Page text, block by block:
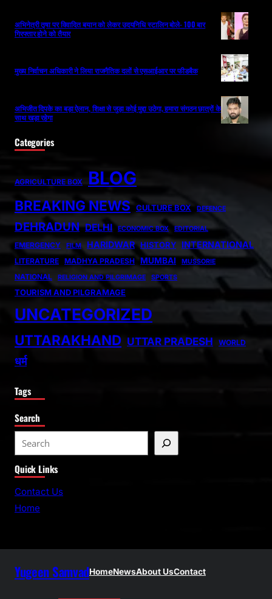
अभिनेत्री तृषा पर विवादित बयान को लेकर उदयनिधि स्टालिन बोले- 100 बार
गिरफ्तार होने को तैयार
मुख्य निर्वाचन अधिकारी ने लिया राजनैतिक दलों से एसआईआर पर फीडबैक
अभिजीत दिपके का बड़ा ऐलान, शिक्षा से जुड़ा कोई मुद्दा उठेगा, हमारा संगठन छात्रों के
साथ खड़ा रहेगा
Categories
AGRICULTURE BOX BLOG
BREAKING NEWS CULTURE BOX DEFENCE
DEHRADUN DELHI ECONOMIC BOX EDITORIAL
EMERGENCY FILM HARIDWAR HISTORY INTERNATIONAL
LITERATURE MADHYA PRADESH MUMBAI MUSSORIE
NATIONAL RELIGION AND PILGRIMAGE SPORTS
TOURISM AND PILGRAMAGE
UNCATEGORIZED
UTTARAKHAND UTTAR PRADESH WORLD
धर्म
Tags
Search
e
a
r
Quick Links
Contact Us
Home
Yugeen SamvadHomeNewsAbout UsContact